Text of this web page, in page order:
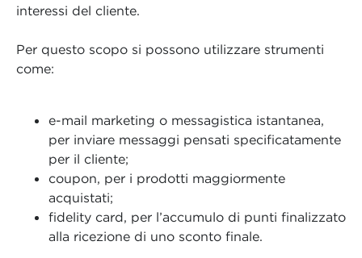
interessi del cliente.
Per questo scopo si possono utilizzare strumenti
come:
e-mail marketing o messagistica istantanea,
per inviare messaggi pensati specificatamente
per il cliente;
coupon, per i prodotti maggiormente
acquistati;
fidelity card, per l’accumulo di punti finalizzato
alla ricezione di uno sconto finale.